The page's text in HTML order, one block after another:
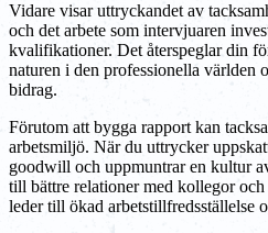
Vidare visar uttryckandet av
och det arbete som intervjuaren
kvalifikationer. Det återspeglar din
naturen i den professionella världen
bidrag.
Förutom att bygga rapport kan
arbetsmiljö. När du uttrycker
goodwill och uppmuntrar en kultur
till bättre relationer med kollegor
leder till ökad arbetstillfredsställelse